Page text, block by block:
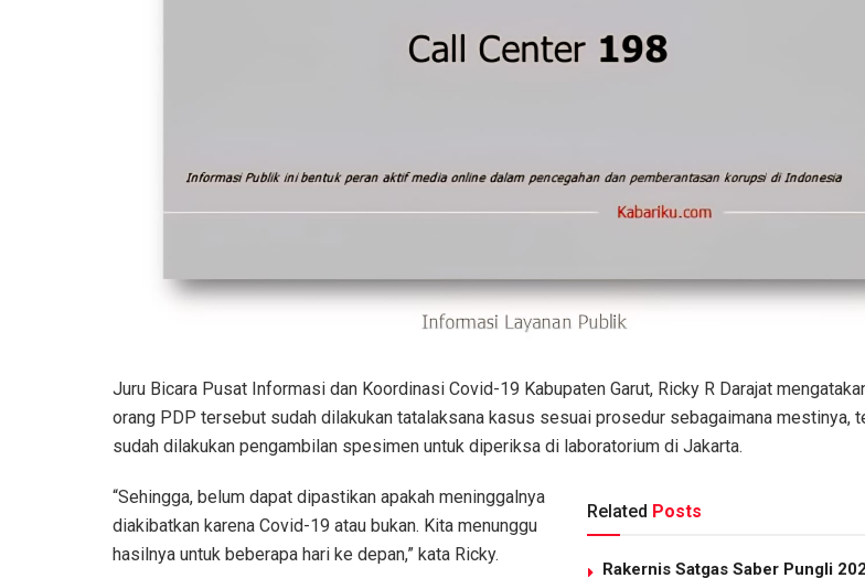
Juru Bicara Pusat Informasi dan Koordinasi Covid-19 Kabupaten Garut, Ricky R Darajat
orang PDP tersebut sudah dilakukan tatalaksana kasus sesuai prosedur sebagaimana mestinya,
sudah dilakukan pengambilan spesimen untuk diperiksa di laboratorium di Jakarta.
Related Posts
Rakernis Satgas Saber Pungli
“Sehingga, belum dapat dipastikan apakah meninggalnya
diakibatkan karena Covid-19 atau bukan. Kita menunggu
hasilnya untuk beberapa hari ke depan,” kata Ricky.